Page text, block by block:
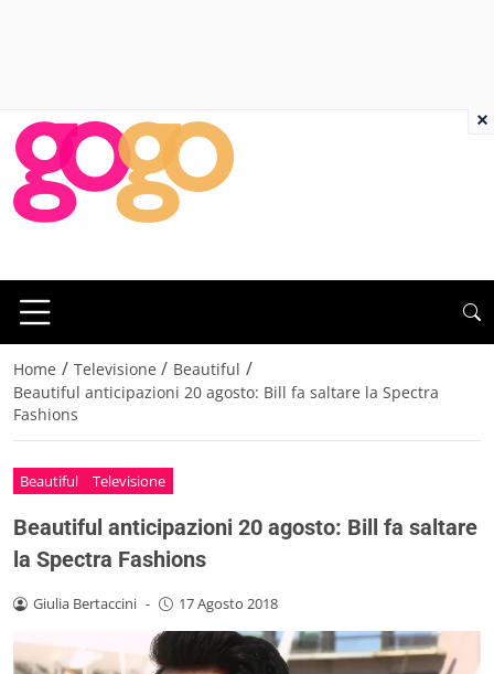
Home / Televisione / Beautiful /
Beautiful anticipazioni 20 agosto: Bill fa saltare la Spectra
Fashions
Beautiful Televisione
Beautiful anticipazioni 20 agosto: Bill fa saltare
la Spectra Fashions
Giulia Bertaccini - 17 Agosto 2018
×